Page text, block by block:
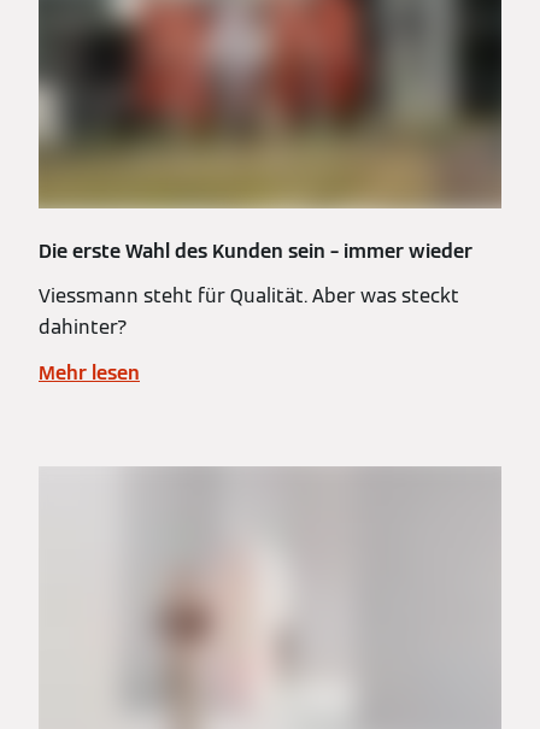
Die erste Wahl des Kunden sein – immer wieder
Viessmann steht für Qualität. Aber was steckt
dahinter?
Mehr lesen